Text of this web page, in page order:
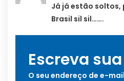
Já já estão soltos,
Brasil sil sil…….
Escreva
O seu endereço de e-